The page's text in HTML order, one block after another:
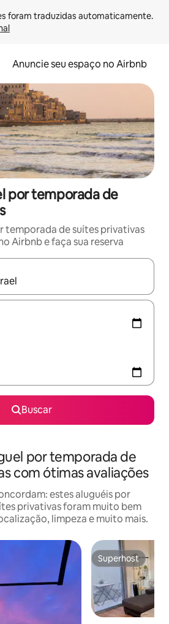
Anuncie seu espaço no Airbnb
por temporada de
temporada de suítes privativas
Airbnb e faça sua reserva
estiverem disponíveis, explore-os
Buscar
por temporada de
com ótimas avaliações
estes aluguéis por
privativas foram muito bem
limpeza e muito mais.
Superhost
Superhost